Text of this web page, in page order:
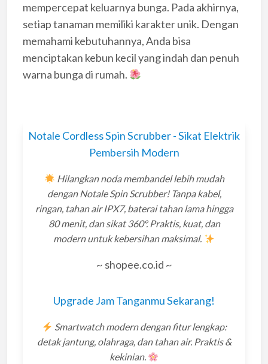
mempercepat keluarnya bunga. Pada akhirnya,
setiap tanaman memiliki karakter unik. Dengan
memahami kebutuhannya, Anda bisa
menciptakan kebun kecil yang indah dan penuh
warna bunga di rumah.
Notale Cordless Spin Scrubber - Sikat Elektrik
Pembersih Modern
Hilangkan noda membandel lebih mudah
dengan Notale Spin Scrubber! Tanpa kabel,
ringan, tahan air IPX7, baterai tahan lama hingga
80 menit, dan sikat 360°. Praktis, kuat, dan
modern untuk kebersihan maksimal.
~ shopee.co.id ~
Upgrade Jam Tanganmu Sekarang!
Smartwatch modern dengan fitur lengkap:
detak jantung, olahraga, dan tahan air. Praktis &
kekinian.